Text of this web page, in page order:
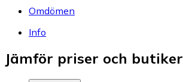
Omdömen
Info
Jämför priser och butiker